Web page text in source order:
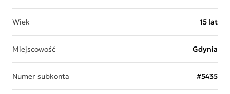
Wiek 15 lat
Miejscowość Gdynia
Numer subkonta #5435